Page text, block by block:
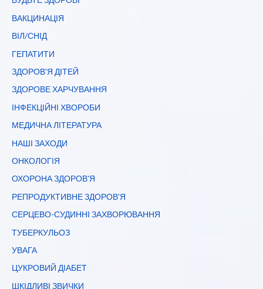
ВАКЦИНАЦІЯ
ВІЛ/СНІД
ГЕПАТИТИ
ЗДОРОВ'Я ДІТЕЙ
ЗДОРОВЕ ХАРЧУВАННЯ
ІНФЕКЦІЙНІ ХВОРОБИ
МЕДИЧНА ЛІТЕРАТУРА
НАШІ ЗАХОДИ
ОНКОЛОГІЯ
ОХОРОНА ЗДОРОВ'Я
РЕПРОДУКТИВНЕ ЗДОРОВ'Я
СЕРЦЕВО-СУДИННІ ЗАХВОРЮВАННЯ
ТУБЕРКУЛЬОЗ
УВАГА
ЦУКРОВИЙ ДІАБЕТ
ШКІДЛИВІ ЗВИЧКИ